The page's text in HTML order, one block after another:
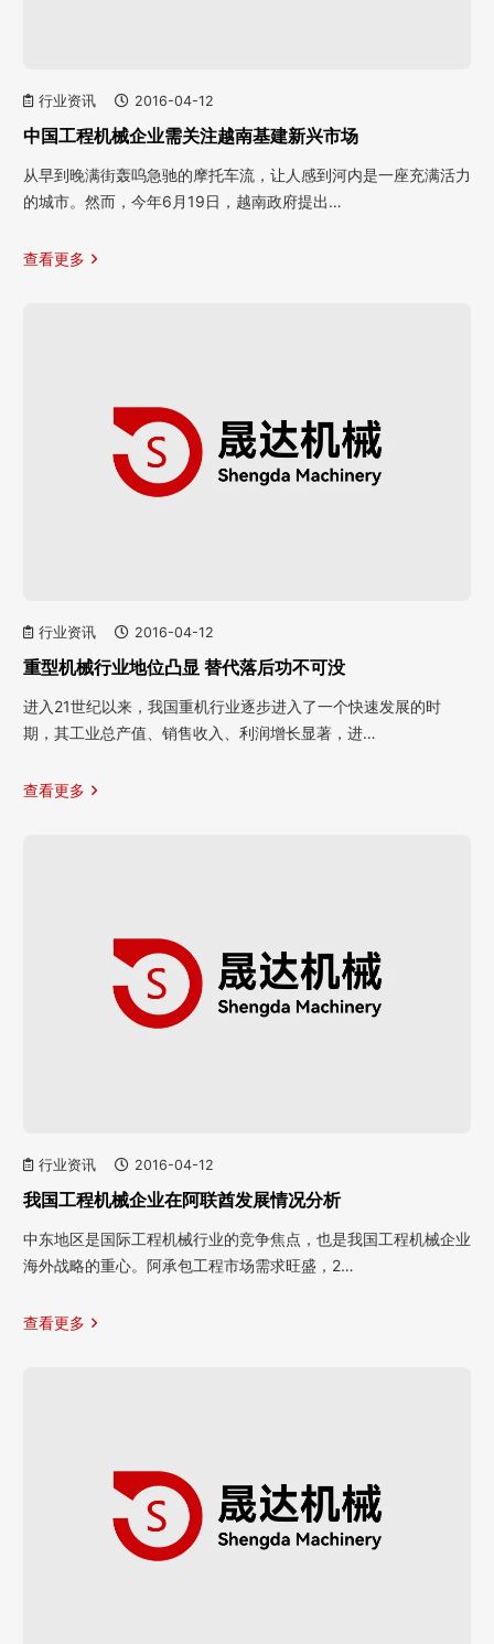
行业资讯 2016-04-12
中国工程机械企业需关注越南基建新兴市场
从早到晚满街轰呜急驰的摩托车流，让人感到河内是一座充满活力
的城市。然而，今年6月19日，越南政府提出…
查看更多
行业资讯 2016-04-12
重型机械行业地位凸显 替代落后功不可没
进入21世纪以来，我国重机行业逐步进入了一个快速发展的时
期，其工业总产值、销售收入、利润增长显著，进…
查看更多
行业资讯 2016-04-12
我国工程机械企业在阿联酋发展情况分析
中东地区是国际工程机械行业的竞争焦点，也是我国工程机械企业
海外战略的重心。阿承包工程市场需求旺盛，2…
查看更多